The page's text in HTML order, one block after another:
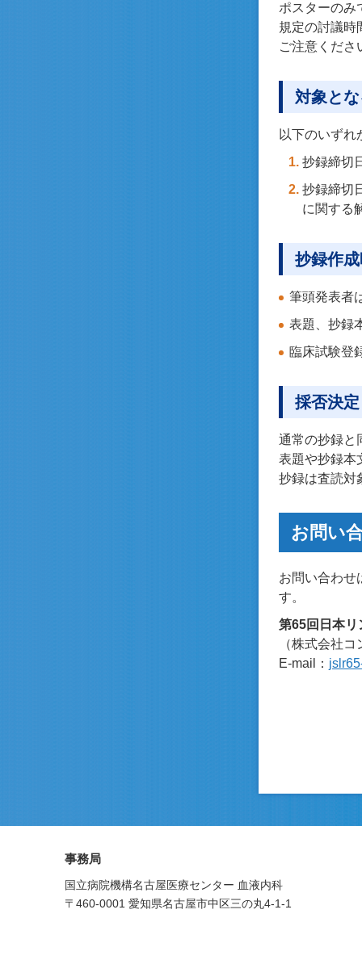
ポスターのみ
規定の討議時
ご注意くださ
対象と
以下のいずれ
抄録締切
抄録締切
に関する
抄録作
筆頭発表者
表題、抄録
臨床試験登
採否決定
通常の抄録と
表題や抄録本
抄録は査読対
お問い
お問い合わ
す。
第65回日本
（株式会社
E-mail：
事務局
国立病院機構名古屋医療センター 血液内科
〒460-0001 愛知県名古屋市中区三の丸4-1-1